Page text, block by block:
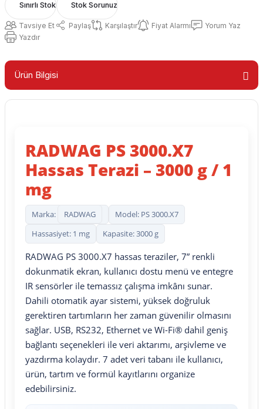
Sınırlı Stok Stok Sorunuz
Tavsiye Et Paylaş Karşılaştır Fiyat Alarmı
Yorum Yaz
Yazdır
Ürün Bilgisi
RADWAG PS 3000.X7
Hassas Terazi – 3000 g / 1
mg
Marka: RADWAG
Model: PS 3000.X7
Hassasiyet: 1 mg
Kapasite: 3000 g
RADWAG PS 3000.X7 hassas teraziler, 7” renkli
dokunmatik ekran, kullanıcı dostu menü ve entegre
IR sensörler ile temassız çalışma imkânı sunar.
Dahili otomatik ayar sistemi, yüksek doğruluk
gerektiren tartımların her zaman güvenilir olmasını
sağlar. USB, RS232, Ethernet ve Wi-Fi® dahil geniş
bağlantı seçenekleri ile veri aktarımı, arşivleme ve
yazdırma kolaydır. 7 adet veri tabanı ile kullanıcı,
ürün, tartım ve formül kayıtlarını organize
edebilirsiniz.